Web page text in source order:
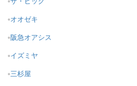
オオゼキ
阪急オアシス
イズミヤ
三杉屋